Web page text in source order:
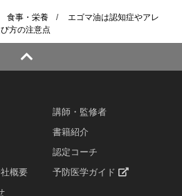
食事・栄養 /
エゴマ油は認知症やアレ
方の注意点
概要
講師・監修者
書籍紹介
認定コーチ
予防医学ガイド